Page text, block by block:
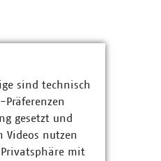
sind technisch
gesetzt und
Videos nutzen
mit